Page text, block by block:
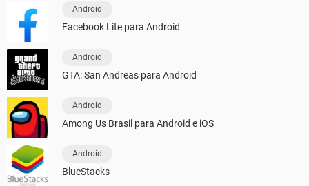
Android
Facebook Lite para Android
Android
GTA: San Andreas para Android
Android
Among Us Brasil para Android e iOS
Android
BlueStacks